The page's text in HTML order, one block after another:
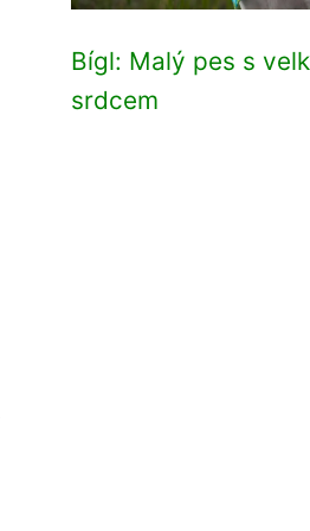
Bígl: Malý pes s
srdcem